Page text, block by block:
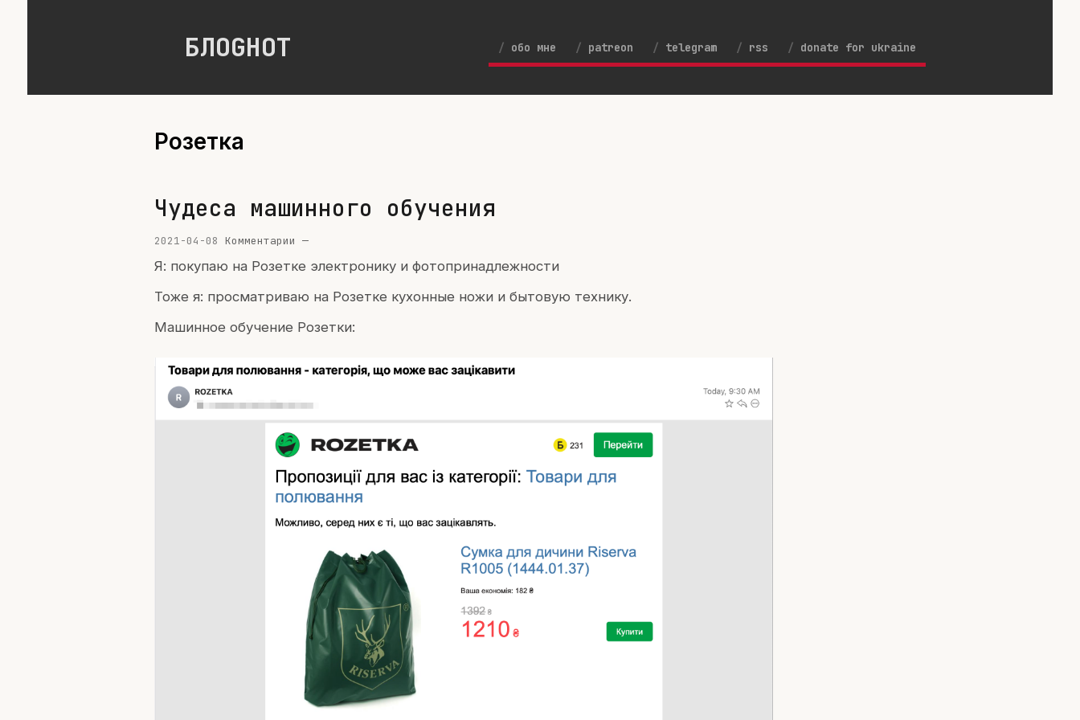
БЛОGНОТ обо мне patreon telegram rss donate for ukraine
Розетка
Чудеса машинного обучения
2021-04-08 Комментарии —
Я: покупаю на Розетке электронику и фотопринадлежности
Тоже я: просматриваю на Розетке кухонные ножи и бытовую технику.
Машинное обучение Розетки: